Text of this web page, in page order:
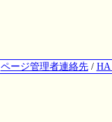
ページ管理者連絡先/ HA